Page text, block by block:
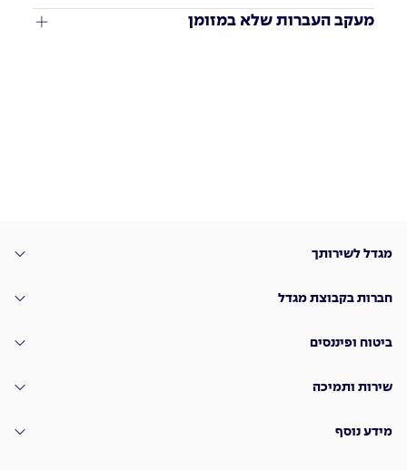
מעקב העברות שלא במזומן
מגדל לשירותך
חברות בקבוצת מגדל
ביטוח ופיננסים
שירות ותמיכה
מידע נוסף